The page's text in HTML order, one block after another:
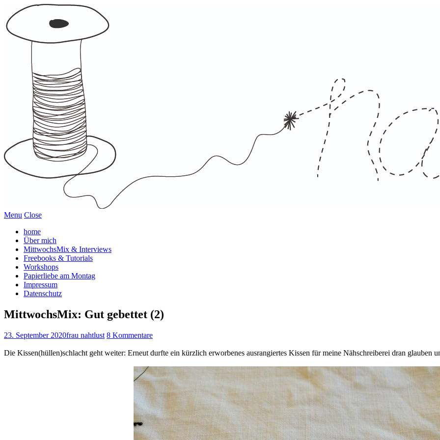
Menu Close
home
Über mich
MittwochsMix & Interviews
Freebooks & Tutorials
Workshops
Papierliebe am Montag
Impressum
Datenschutz
MittwochsMix: Gut gebettet (2)
23. September 2020frau nahtlust 8 Kommentare
Die Kissen(hüllen)schlacht geht weiter: Erneut durfte ein kürzlich erworbenes ausrangiertes Kissen für meine Nähschreiberei dran glauben